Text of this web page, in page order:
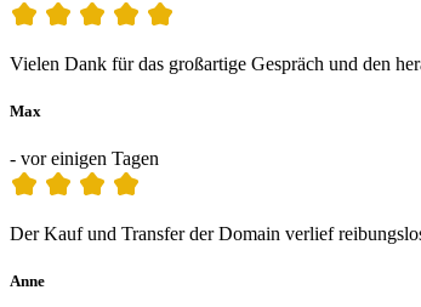
Vielen Dank für das großartige Gespräch und den
Max
- vor einigen Tagen
Der Kauf und Transfer der Domain verlief
Anne